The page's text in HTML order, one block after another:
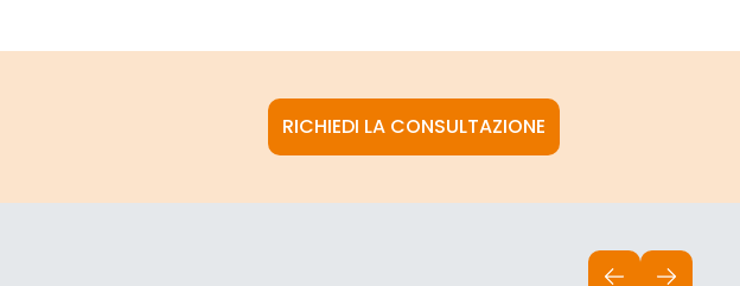
RICHIEDI LA CONSULTAZIONE